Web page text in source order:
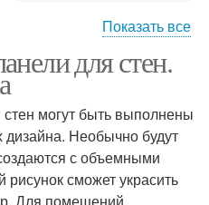
Показать все
для стен.
могут быть выполнены
дизайна. Необычно будут
с объемными
сможет украсить